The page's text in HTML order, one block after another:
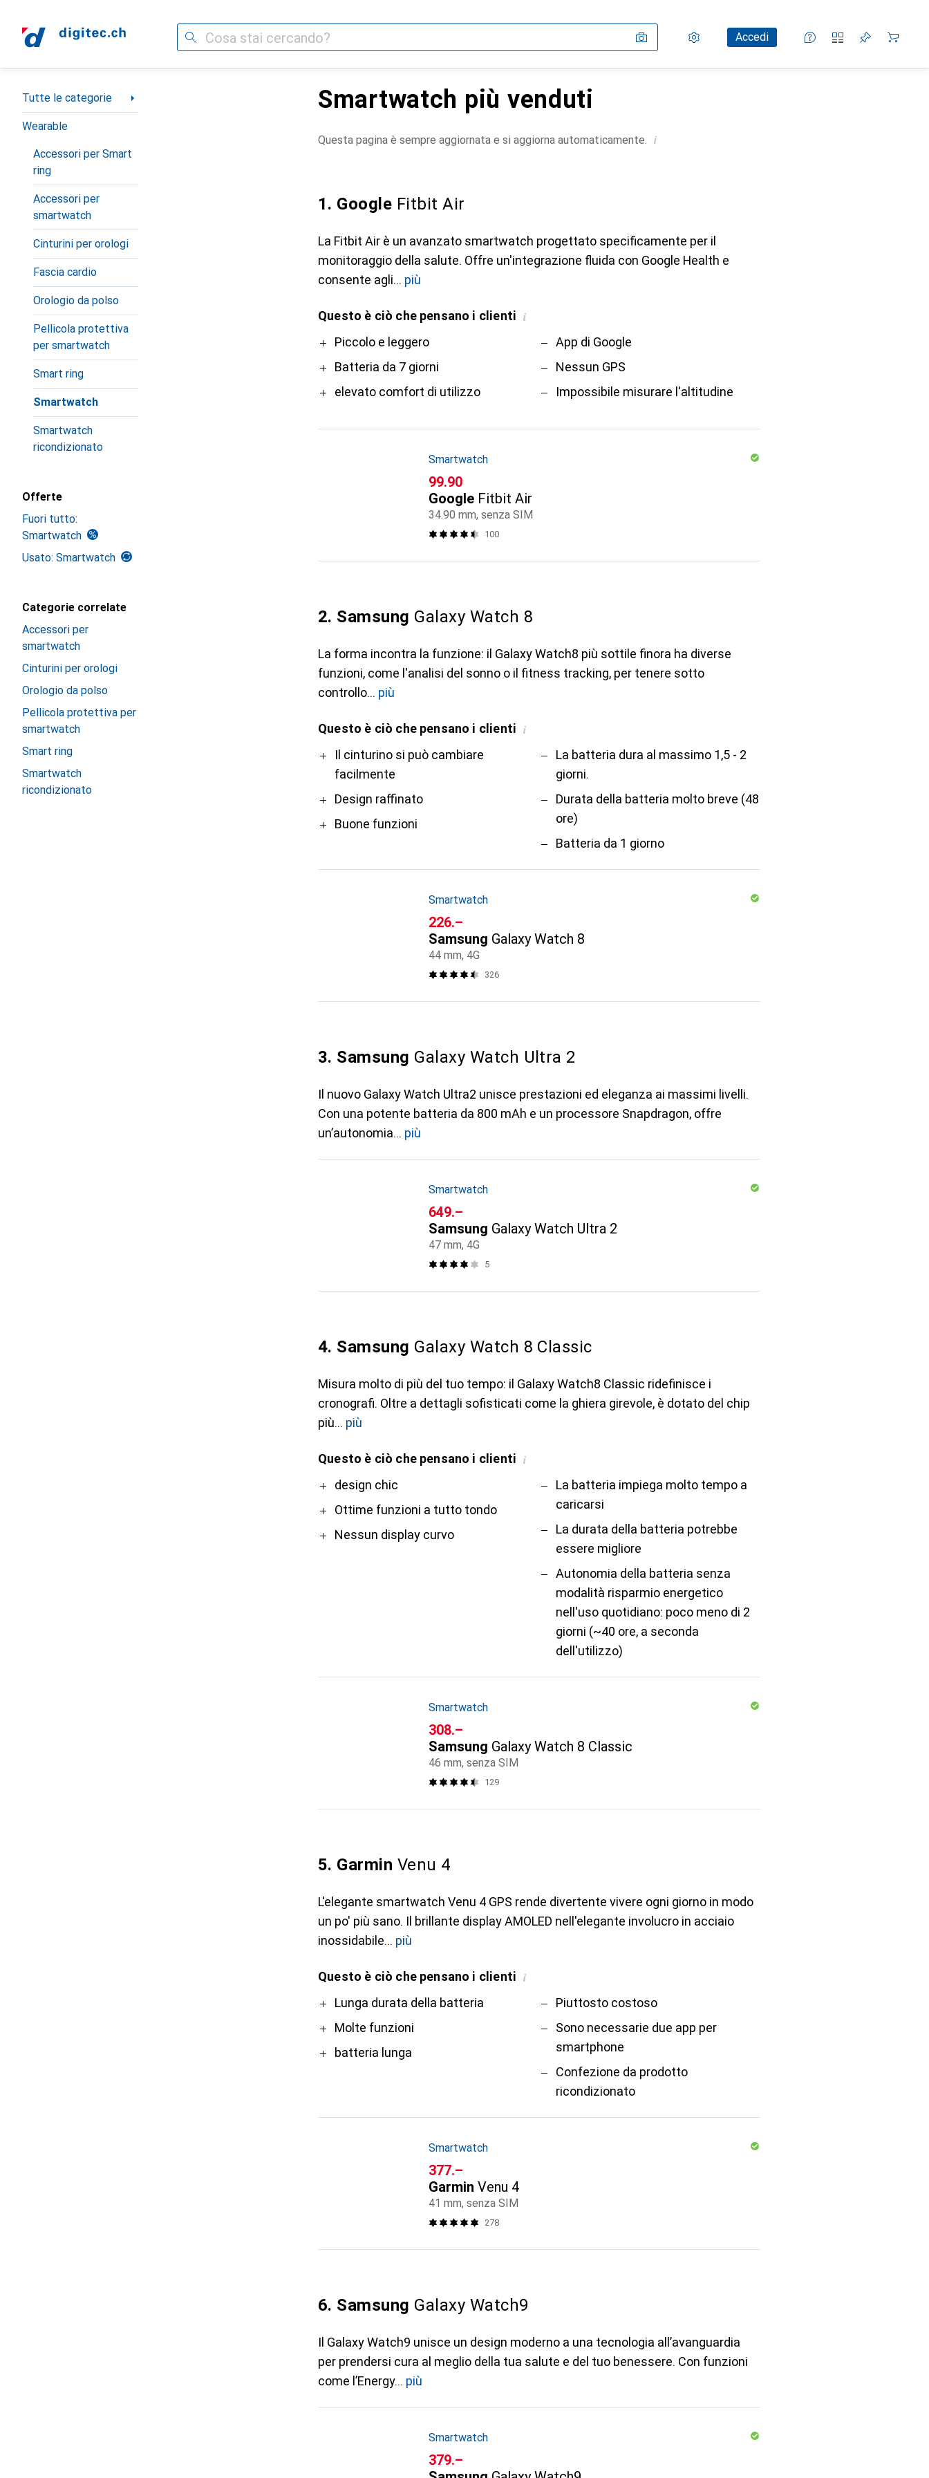
Cerca Impostazioni
Conto clienteAccedi
Liste di confronto
Liste dei desideri
Carrello
Categoria Navigazione
Tutte le categorie
Wearable
Accessori per Smart
ring
Accessori per
smartwatch
Cinturini per orologi
Fascia cardio
Orologio da polso
Pellicola protettiva
per smartwatch
Smart ring
Smartwatch
Smartwatch
ricondizionato
Offerte
Fuori tutto:
Smartwatch
Usato: Smartwatch
Categorie correlate
Accessori per
smartwatch
Cinturini per orologi
Orologio da polso
Pellicola protettiva per
smartwatch
Smart ring
Smartwatch
ricondizionato
Smartwatch più venduti
Questa pagina è sempre aggiornata e si aggiorna automaticamente. i
1. Google Fitbit Air
La Fitbit Air è un avanzato smartwatch progettato specificamente per il
monitoraggio della salute. Offre un'integrazione fluida con Google Health e
consente agli
più
Questo è ciò che pensano i clienti i
ProPiccolo e leggero
Batteria da 7 giorni
elevato comfort di utilizzo
Contro
App di Google
Nessun GPS
Impossibile misurare l'altitudine
Smartwatch
CHF
99.90
Google Fitbit Air
34.90 mm, senza SIM
100
2. Samsung Galaxy Watch 8
La forma incontra la funzione: il Galaxy Watch8 più sottile finora ha diverse
funzioni, come l'analisi del sonno o il fitness tracking, per tenere sotto
controllo
più
Questo è ciò che pensano i clienti i
ProIl cinturino si può cambiare
facilmente
Design raffinato
Buone funzioni
Contro
La batteria dura al massimo 1,5 - 2
giorni.
Durata della batteria molto breve (48
ore)
Batteria da 1 giorno
Smartwatch
CHF
226.–
Samsung Galaxy Watch 8
44 mm, 4G
326
3. Samsung Galaxy Watch Ultra 2
Il nuovo Galaxy Watch Ultra2 unisce prestazioni ed eleganza ai massimi livelli.
Con una potente batteria da 800 mAh e un processore Snapdragon, offre
un’autonomia
più
Smartwatch
CHF
649.–
Samsung Galaxy Watch Ultra 2
47 mm, 4G
5
4. Samsung Galaxy Watch 8 Classic
Misura molto di più del tuo tempo: il Galaxy Watch8 Classic ridefinisce i
cronografi. Oltre a dettagli sofisticati come la ghiera girevole, è dotato del chip
più
più
Questo è ciò che pensano i clienti i
Prodesign chic
Ottime funzioni a tutto tondo
Nessun display curvo
Contro
La batteria impiega molto tempo a
caricarsi
La durata della batteria potrebbe
essere migliore
Autonomia della batteria senza
modalità risparmio energetico
nell'uso quotidiano: poco meno di 2
giorni (~40 ore, a seconda
dell'utilizzo)
Smartwatch
CHF
308.–
Samsung Galaxy Watch 8 Classic
46 mm, senza SIM
129
5. Garmin Venu 4
L'elegante smartwatch Venu 4 GPS rende divertente vivere ogni giorno in modo
un po' più sano. Il brillante display AMOLED nell'elegante involucro in acciaio
inossidabile
più
Questo è ciò che pensano i clienti i
ProLunga durata della batteria
Molte funzioni
batteria lunga
Contro
Piuttosto costoso
Sono necessarie due app per
smartphone
Confezione da prodotto
ricondizionato
Smartwatch
CHF
377.–
Garmin Venu 4
41 mm, senza SIM
278
6. Samsung Galaxy Watch9
Il Galaxy Watch9 unisce un design moderno a una tecnologia all’avanguardia
per prendersi cura al meglio della tua salute e del tuo benessere. Con funzioni
come l’Energy
più
Smartwatch
CHF
379.–